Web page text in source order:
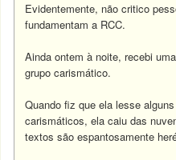
Evidentemente, não critico
fundamentam a RCC.
Ainda ontem à noite, recebi
grupo carismático.
Quando fiz que ela lesse
carismáticos, ela caiu das
textos são espantosamente